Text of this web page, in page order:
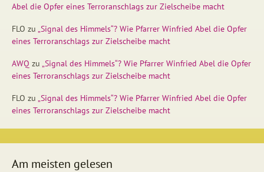
Abel die Opfer eines Terroranschlags zur Zielscheibe macht
FLO zu „Signal des Himmels“? Wie Pfarrer Winfried Abel die Opfer
eines Terroranschlags zur Zielscheibe macht
AWQ zu „Signal des Himmels“? Wie Pfarrer Winfried Abel die Opfer
eines Terroranschlags zur Zielscheibe macht
FLO zu „Signal des Himmels“? Wie Pfarrer Winfried Abel die Opfer
eines Terroranschlags zur Zielscheibe macht
Am meisten gelesen